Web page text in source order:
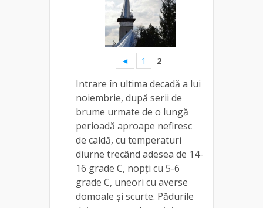
◄ 1 2
Intrare în ultima decadă a lui
noiembrie, după serii de
brume urmate de o lungă
perioadă aproape nefiresc
de caldă, cu temperaturi
diurne trecând adesea de 14-
16 grade C, nopți cu 5-6
grade C, uneori cu averse
domoale și scurte. Pădurile